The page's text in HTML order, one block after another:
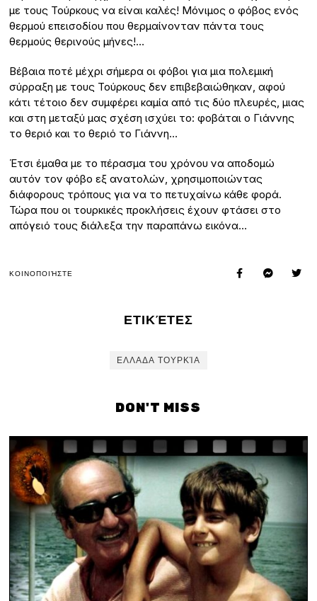
με τους Τούρκους να είναι καλές! Μόνιμος ο φόβος ενός
θερμού επεισοδίου που θερμαίνονταν πάντα τους
θερμούς θερινούς μήνες!…
Βέβαια ποτέ μέχρι σήμερα οι φόβοι για μια πολεμική
σύρραξη με τους Τούρκους δεν επιβεβαιώθηκαν, αφού
κάτι τέτοιο δεν συμφέρει καμία από τις δύο πλευρές, μιας
και στη μεταξύ μας σχέση ισχύει το: φοβάται ο Γιάννης
το θεριό και το θεριό το Γιάννη…
Έτσι έμαθα με το πέρασμα του χρόνου να αποδομώ
αυτόν τον φόβο εξ ανατολών, χρησιμοποιώντας
διάφορους τρόπους για να το πετυχαίνω κάθε φορά.
Τώρα που οι τουρκικές προκλήσεις έχουν φτάσει στο
απόγειό τους διάλεξα την παραπάνω εικόνα…
ΚΟΙΝΟΠΟΙΉΣΤΕ
ΕΤΙΚΈΤΕΣ
ΕΛΛΑΔΑ ΤΟΥΡΚΊΑ
DON'T MISS